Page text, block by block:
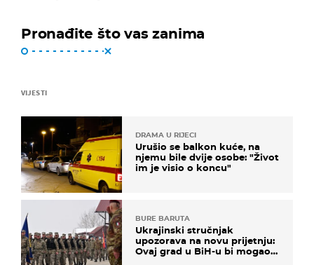
Pronađite što vas zanima
VIJESTI
DRAMA U RIJECI
Urušio se balkon kuće, na
njemu bile dvije osobe: "Život
im je visio o koncu"
BURE BARUTA
Ukrajinski stručnjak
upozorava na novu prijetnju:
Ovaj grad u BiH-u bi mogao